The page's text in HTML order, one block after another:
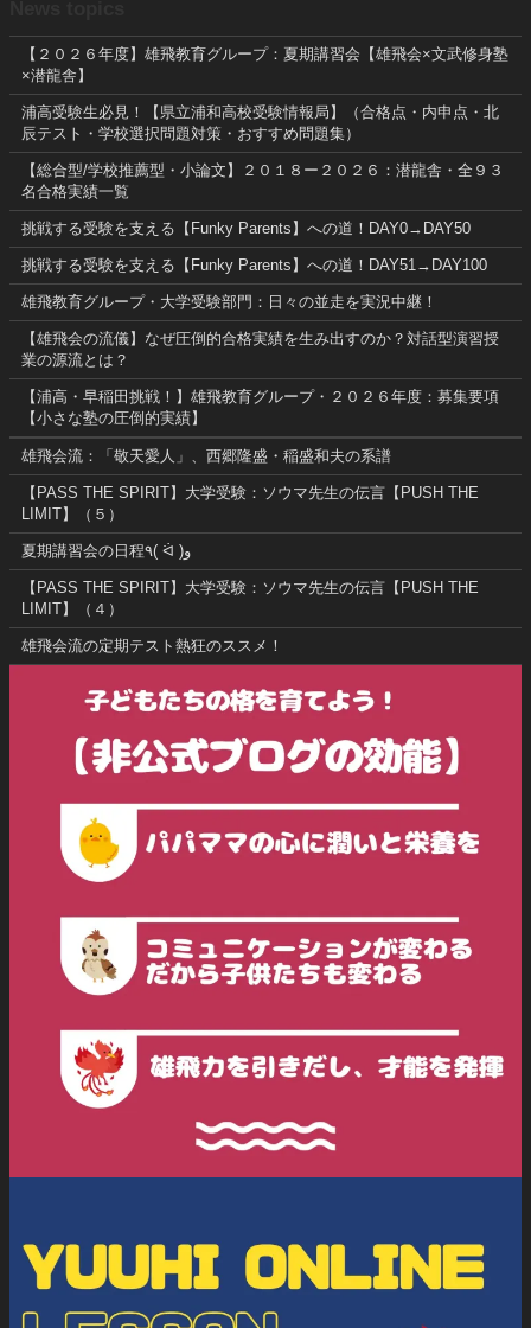
【２０２６年度】雄飛教育グループ：夏期講習会【雄飛会×文武修身塾
×潜龍舎】
浦高受験生必見！【県立浦和高校受験情報局】（合格点・内申点・北
辰テスト・学校選択問題対策・おすすめ問題集）
【総合型/学校推薦型・小論文】２０１８ー２０２６：潜龍舎・全９３
名合格実績一覧
挑戦する受験を支える【Funky Parents】への道！DAY0→DAY50
挑戦する受験を支える【Funky Parents】への道！DAY51→DAY100
雄飛教育グループ・大学受験部門：日々の並走を実況中継！
【雄飛会の流儀】なぜ圧倒的合格実績を生み出すのか？対話型演習授
業の源流とは？
【浦高・早稲田挑戦！】雄飛教育グループ・２０２６年度：募集要項
【小さな塾の圧倒的実績】
雄飛会流：「敬天愛人」、西郷隆盛・稲盛和夫の系譜
【PASS THE SPIRIT】大学受験：ソウマ先生の伝言【PUSH THE
LIMIT】（５）
夏期講習会の日程٩( ᐛ )و
【PASS THE SPIRIT】大学受験：ソウマ先生の伝言【PUSH THE
LIMIT】（４）
雄飛会流の定期テスト熱狂のススメ！